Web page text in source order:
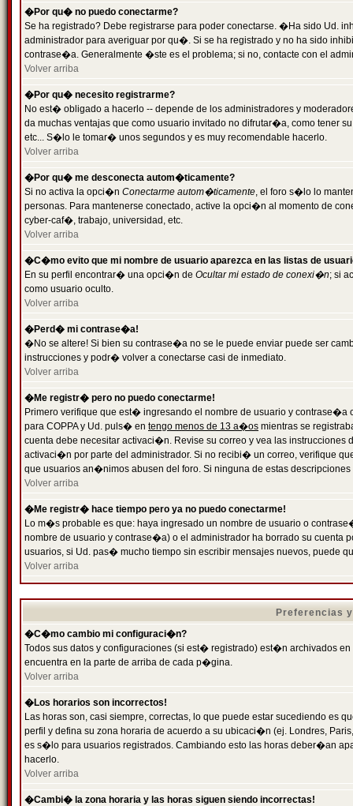
�Por qu� no puedo conectarme?
Se ha registrado? Debe registrarse para poder conectarse. �Ha sido Ud.
administrador para averiguar por qu�. Si se ha registrado y no ha sido
contrase�a. Generalmente �ste es el problema; si no, contacte con el
Volver arriba
�Por qu� necesito registrarme?
No est� obligado a hacerlo -- depende de los administradores y
da muchas ventajas que como usuario invitado no difrutar�a, como tener
etc... S�lo le tomar� unos segundos y es muy recomendable hacerlo.
Volver arriba
�Por qu� me desconecta autom�ticamente?
Si no activa la opci�n Conectarme autom�ticamente, el foro s�lo lo
personas. Para mantenerse conectado, active la opci�n al momento de
cyber-caf�, trabajo, universidad, etc.
Volver arriba
�C�mo evito que mi nombre de usuario aparezca en las listas de
En su perfil encontrar� una opci�n de Ocultar mi estado de conexi�n; si
como usuario oculto.
Volver arriba
�Perd� mi contrase�a!
�No se altere! Si bien su contrase�a no se le puede enviar puede ser
instrucciones y podr� volver a conectarse casi de inmediato.
Volver arriba
�Me registr� pero no puedo conectarme!
Primero verifique que est� ingresando el nombre de usuario y
para COPPA y Ud. puls� en tengo menos de 13 a�os mientras se
cuenta debe necesitar activaci�n. Revise su correo y vea las
activaci�n por parte del administrador. Si no recibi� un correo, verifique
que usuarios an�nimos abusen del foro. Si ninguna de estas
Volver arriba
�Me registr� hace tiempo pero ya no puedo conectarme!
Lo m�s probable es que: haya ingresado un nombre de usuario o
nombre de usuario y contrase�a) o el administrador ha borrado su
usuarios, si Ud. pas� mucho tiempo sin escribir mensajes nuevos, puede
Volver arriba
Preferencias
�C�mo cambio mi configuraci�n?
Todos sus datos y configuraciones (si est� registrado) est�n archivados
encuentra en la parte de arriba de cada p�gina.
Volver arriba
�Los horarios son incorrectos!
Las horas son, casi siempre, correctas, lo que puede estar sucediendo es
perfil y defina su zona horaria de acuerdo a su ubicaci�n (ej. Londres,
es s�lo para usuarios registrados. Cambiando esto las horas deber�an
hacerlo.
Volver arriba
�Cambi� la zona horaria y las horas siguen siendo incorrectas!